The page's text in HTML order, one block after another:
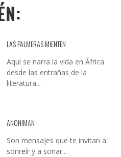
LAS PALMERAS MIENTEN
Aquí se narra la vida en África
desde las entrañas de la
literatura...
ANONIMAN
Son mensajes que te invitan a
sonreír y a soñar...